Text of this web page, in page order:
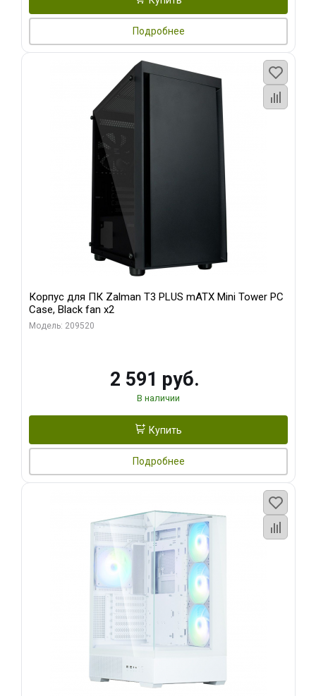
Подробнее
Корпус для ПК Zalman T3 PLUS mATX Mini Tower PC
Case, Black fan x2
Модель: 209520
2 591 руб.
В наличии
Купить
Подробнее